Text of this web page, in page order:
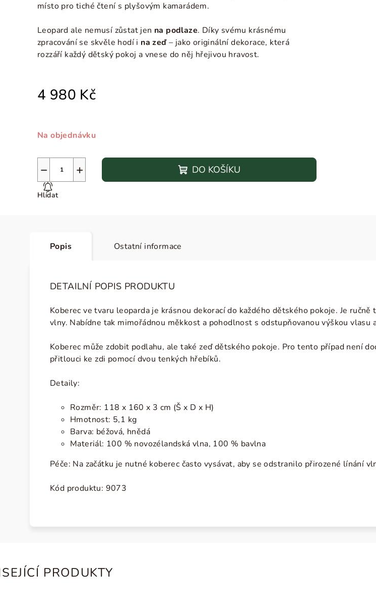
místo pro tiché čtení s plyšovým kamarádem.
Leopard ale nemusí zůstat jen na podlaze. Díky svému krásnému
zpracování se skvěle hodí i na zeď– jako originální dekorace, která
rozzáří každý dětský pokoj a vnese do něj hřejivou hravost.
4 980 Kč
Na objednávku
+
− DO KOŠÍKU
Hlídat
Popis Ostatní informace
DETAILNÍ POPIS PRODUKTU
Koberec ve tvaru leoparda je krásnou dekorací do každého dětského pokoje. Je ručně
vlny. Nabídne tak mimořádnou měkkost a pohodlnost s odstupňovanou výškou vlasu
Koberec může zdobit podlahu, ale také zeď dětského pokoje. Pro tento případ není
přitlouci ke zdi pomocí dvou tenkých hřebíků.
Detaily:
Rozměr: 118 x 160 x 3 cm (Š x D x H)
Hmotnost: 5,1 kg
Barva: béžová, hnědá
Materiál: 100 % novozélandská vlna, 100 % bavlna
Péče: Na začátku je nutné koberec často vysávat, aby se odstranilo přirozené línání
Kód produktu: 9073
PRODUKTY